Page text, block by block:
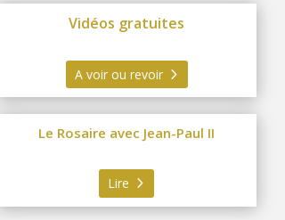
Vidéos gratuites
A voir ou revoir
Le Rosaire avec Jean-Paul II
Lire